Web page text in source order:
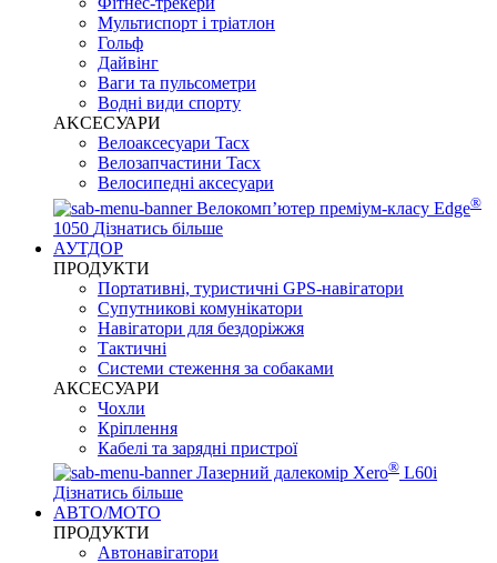
Мультиспорт і тріатлон
Гольф
Дайвінг
Ваги та пульсометри
Водні види спорту
AKCЕСУАРИ
Велоаксесуари Tacx
Велозапчастини Tacx
Велосипедні аксесуари
Велокомп’ютер преміум-класу Edge®
1050 Дізнатись більше
АУТДОР
ПРОДУКТИ
Портативні, туристичні GPS-навігатори
Супутникові комунікатори
Навігатори для бездоріжжя
Тактичні
Системи стеження за собаками
АКСЕСУАРИ
Чохли
Кріплення
Кабелі та зарядні пристрої
Лазерний далекомір Xero® L60i
Дізнатись більше
АВТО/МОТО
ПРОДУКТИ
Автонавігатори